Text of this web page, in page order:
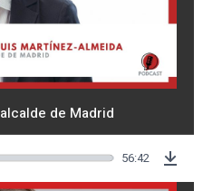
de Madrid
56:42